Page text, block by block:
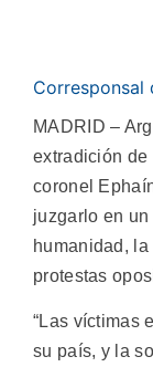
Corresponsal
MADRID –
extradición de
coronel
juzgarlo en
humanidad,
protestas
“Las víctimas
su país, y la